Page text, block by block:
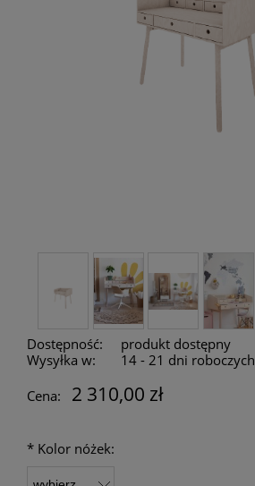
Dostępność:
produkt dostępny
Wysyłka w:
14 - 21 dni roboczych
Cena:
2 310,00 zł
* Kolor nóżek: